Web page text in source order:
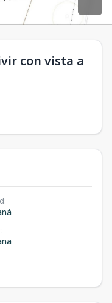
con vista a
:
: